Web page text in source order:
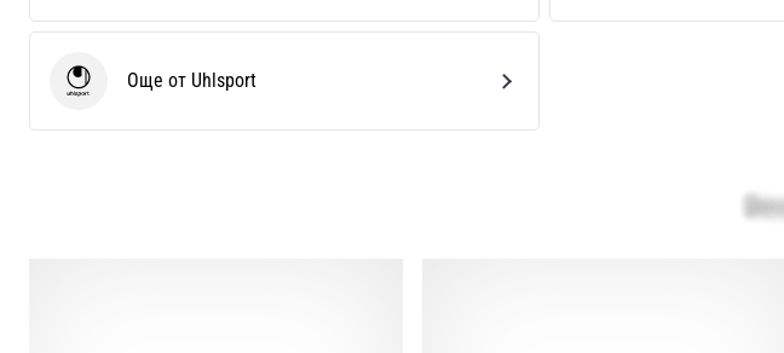
UhlsportОще от Uhlsport